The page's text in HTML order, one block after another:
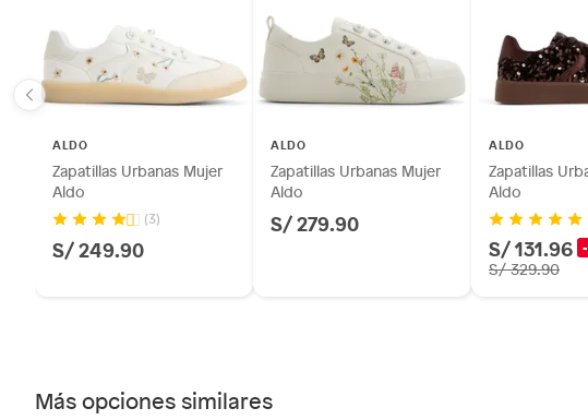
Alimentos, bebidas, fórmulas y leches para bebés.
Productos hechos a medida.
Pinturas de color a pedido.
Productos que hayan sido previamente instalados.
Baterías de auto.
Motocicletas y bicicletas motorizadas.
Licores y cigarros electrónicos.
ALDO
Zapatillas Urbanas Mujer
Aldo
(3)
S/ 249.90
ALDO
Zapatillas Urbanas Mujer
Aldo
S/ 279.90
ALDO
Zapatillas
Aldo
S/ 131.96
S/ 329.90
Más opciones similares